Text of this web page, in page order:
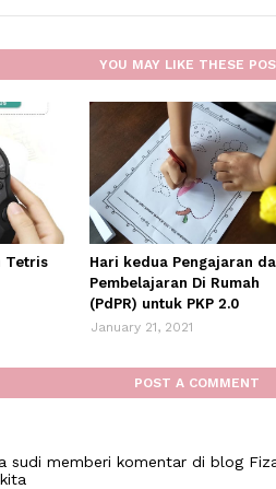
YOU MAY LIKE THESE
Tetris
Hari kedua Pengajaran
Pembelajaran Di Rumah
(PdPR) untuk PKP 2.0
January 21, 2021
POST A COMMENT
sudi memberi komentar di blog